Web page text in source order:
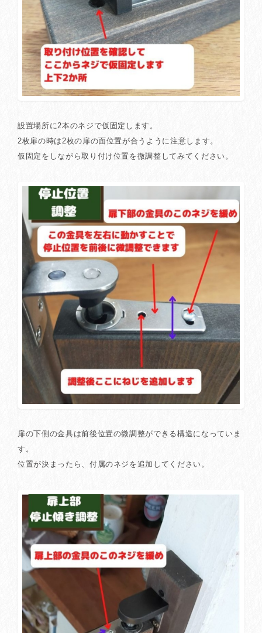
設置場所に2本のネジで仮固定します。
2枚扉の時は2枚の扉の面位置が合うように注意します。
仮固定をしながら取り付け位置を微調整してみてください。
扉の下側の金具は前後位置の微調整ができる構造になっていま
す。
位置が決まったら、付属のネジを追加してください。